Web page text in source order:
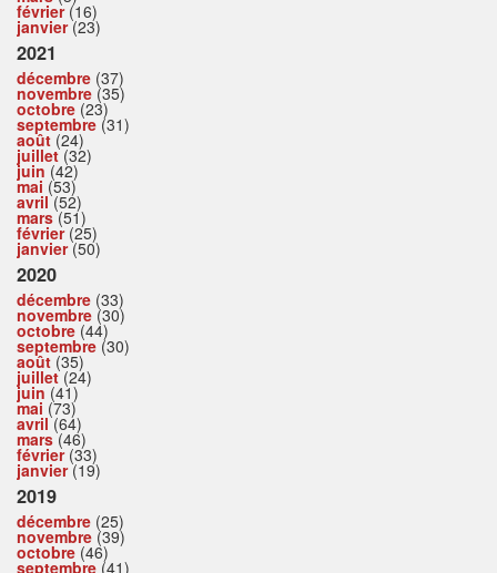
février(16)
janvier(23)
2021
décembre (37)
novembre (35)
octobre (23)
septembre (31)
août (24)
juillet(32)
juin (42)
mai (53)
avril(52)
mars(51)
février(25)
janvier(50)
2020
décembre (33)
novembre (30)
octobre (44)
septembre (30)
août (35)
juillet(24)
juin (41)
mai (73)
avril(64)
mars(46)
février(33)
janvier(19)
2019
décembre (25)
novembre (39)
octobre (46)
septembre (41)